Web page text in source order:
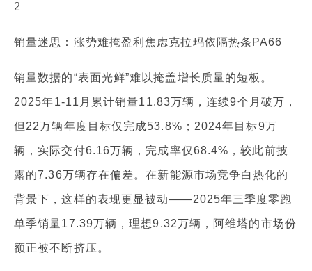
2
销量迷思：涨势难掩盈利焦虑克拉玛依隔热条PA66
销量数据的“表面光鲜”难以掩盖增长质量的短板。
2025年1-11月累计销量11.83万辆，连续9个月破万，
但22万辆年度目标仅完成53.8%；2024年目标9万
辆，实际交付6.16万辆，完成率仅68.4%，较此前披
露的7.36万辆存在偏差。在新能源市场竞争白热化的
背景下，这样的表现更显被动——2025年三季度零跑
单季销量17.39万辆，理想9.32万辆，阿维塔的市场份
额正被不断挤压。